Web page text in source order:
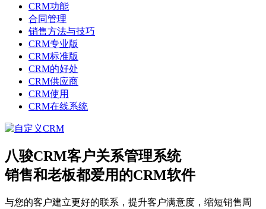
CRM功能
合同管理
销售方法与技巧
CRM专业版
CRM标准版
CRM的好处
CRM供应商
CRM使用
CRM在线系统
八骏CRM客户关系管理系统
销售和老板都爱用的CRM软件
与您的客户建立更好的联系，提升客户满意度，缩短销售周